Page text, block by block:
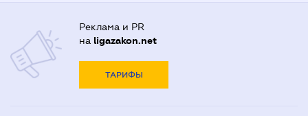
Реклама и PR
на ligazakon.net
ТАРИФЫ